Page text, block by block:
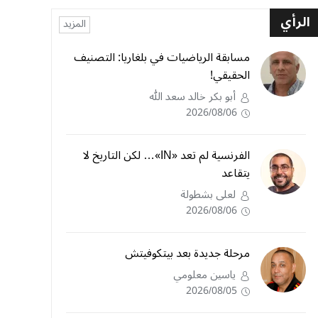
الرأي المزيد
مسابقة الرياضيات في بلغاريا: التصنيف
الحقيقي!
أبو بكر خالد سعد الله
2026/08/06
الفرنسية لم تعد «IN»… لكن التاريخ لا
يتقاعد
لعلى بشطولة
2026/08/06
مرحلة جديدة بعد بيتكوفيتش
ياسين معلومي
2026/08/05